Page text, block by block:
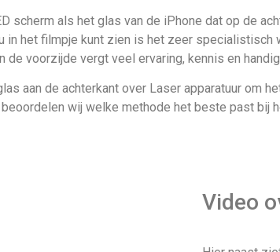
scherm als het glas van de iPhone dat op de
het filmpje kunt zien is het zeer specialistisch
voorzijde vergt veel ervaring, kennis en
aan de achterkant over Laser apparatuur om
wij welke methode het beste past bij
Video